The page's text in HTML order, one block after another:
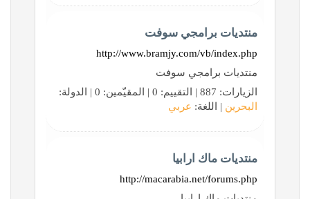
منتديات برامجي سوفت
http://www.bramjy.com/vb/index.php
منتديات برامجي سوفت
الزيارات: 887 | التقييم: 0 | المقيّمين: 0 | الدولة:
البحرين | اللغة: عربي
منتديات ماك ارابيا
http://macarabia.net/forums.php